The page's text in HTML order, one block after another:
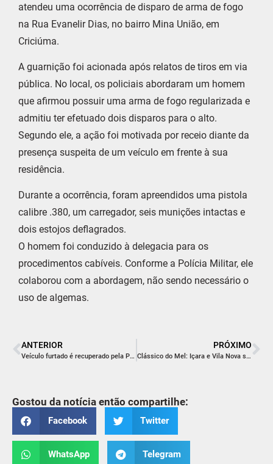
atendeu uma ocorrência de disparo de arma de fogo
na Rua Evanelir Dias, no bairro Mina União, em
Criciúma.
A guarnição foi acionada após relatos de tiros em via
pública. No local, os policiais abordaram um homem
que afirmou possuir uma arma de fogo regularizada e
admitiu ter efetuado dois disparos para o alto.
Segundo ele, a ação foi motivada por receio diante da
presença suspeita de um veículo em frente à sua
residência.
Durante a ocorrência, foram apreendidos uma pistola
calibre .380, um carregador, seis munições intactas e
dois estojos deflagrados.
O homem foi conduzido à delegacia para os
procedimentos cabíveis. Conforme a Polícia Militar, ele
colaborou com a abordagem, não sendo necessário o
uso de algemas.
ANTERIOR
Veículo furtado é recuperado pela Polícia Militar em Balneário Rincão
PRÓXIMO
Clássico do Mel: Içara e Vila Nova se enfrentam no sábado pela semifinal da Copa Sul
Gostou da notícia então compartilhe:
Facebook Twitter
WhatsApp Telegram